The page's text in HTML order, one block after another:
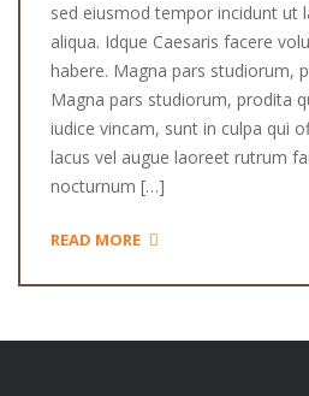
sed eiusmod tempor incidunt ut
aliqua. Idque Caesaris facere
habere. Magna pars studiorum,
Magna pars studiorum, prodita
iudice vincam, sunt in culpa qui
lacus vel augue laoreet rutrum
nocturnum […]
READ MORE